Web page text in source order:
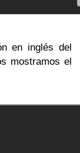
en inglés del
mostramos el